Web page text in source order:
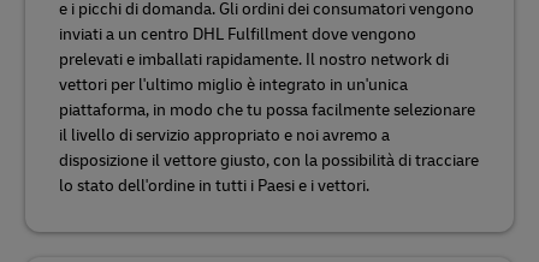
e i picchi di domanda. Gli ordini dei consumatori vengono
inviati a un centro DHL Fulfillment dove vengono
prelevati e imballati rapidamente. Il nostro network di
vettori per l'ultimo miglio è integrato in un'unica
piattaforma, in modo che tu possa facilmente selezionare
il livello di servizio appropriato e noi avremo a
disposizione il vettore giusto, con la possibilità di tracciare
lo stato dell'ordine in tutti i Paesi e i vettori.